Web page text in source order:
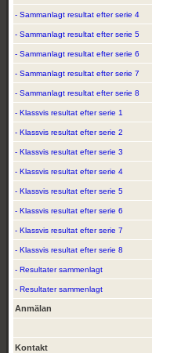
- Sammanlagt resultat efter serie 4
- Sammanlagt resultat efter serie 5
- Sammanlagt resultat efter serie 6
- Sammanlagt resultat efter serie 7
- Sammanlagt resultat efter serie 8
- Klassvis resultat efter serie 1
- Klassvis resultat efter serie 2
- Klassvis resultat efter serie 3
- Klassvis resultat efter serie 4
- Klassvis resultat efter serie 5
- Klassvis resultat efter serie 6
- Klassvis resultat efter serie 7
- Klassvis resultat efter serie 8
- Resultater sammenlagt
- Resultater sammenlagt
Anmälan
Kontakt